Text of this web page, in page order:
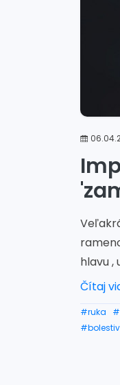
hlavu ,
Čítaj
#ruka